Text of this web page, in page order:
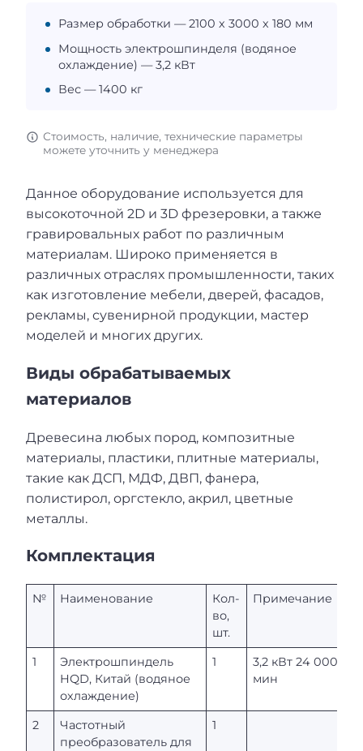
Размер обработки — 2100 х 3000 х 180 мм
Мощность электрошпинделя (водяное
охлаждение) — 3,2 кВт
Вес — 1400 кг
Стоимость, наличие, технические параметры
можете уточнить у менеджера
Данное оборудование используется для
высокоточной 2D и 3D фрезеровки, а также
гравировальных работ по различным
материалам. Широко применяется в
различных отраслях промышленности, таких
как изготовление мебели, дверей, фасадов,
рекламы, сувенирной продукции, мастер
моделей и многих других.
Виды обрабатываемых
материалов
Древесина любых пород, композитные
материалы, пластики, плитные материалы,
такие как ДСП, МДФ, ДВП, фанера,
полистирол, оргстекло, акрил, цветные
металлы.
Комплектация
№ Наименование
Кол-
во,
шт.
Примечание
1
Электрошпиндель
HQD, Китай (водяное
охлаждение)
1
3,2 кВт 24 000 об/
мин
2
Частотный
преобразователь для
1